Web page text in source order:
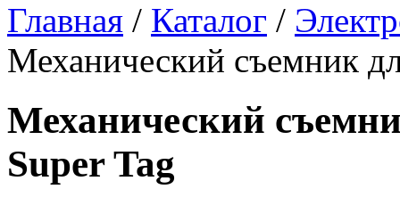
Главная / Каталог /
Механический съемник
Механический
Super Tag